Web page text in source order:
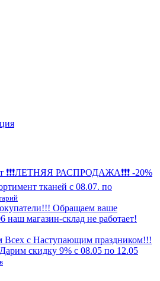
❗️❗️❗️ЛЕТНЯЯ РАСПРОДАЖА❗️❗️❗️ -20%
тканей с 08.07. по
Обращаем ваше
наш магазин-склад не работает!
Всех с Наступающим праздником!!!
скидку 9% с 08.05 по 12.05